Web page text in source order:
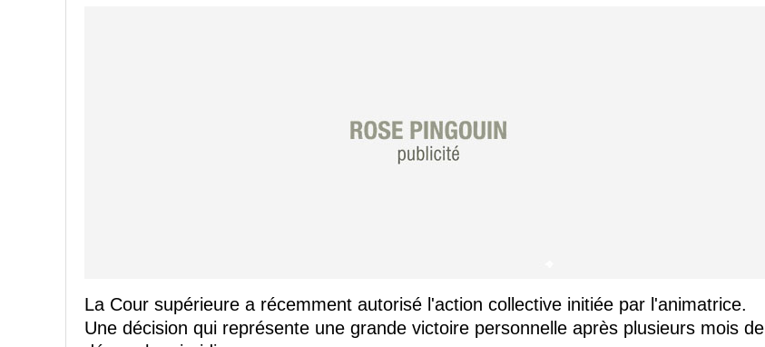
La Cour supérieure a récemment autorisé l'action collective initiée par l'animatrice.
Une décision qui représente une grande victoire personnelle après plusieurs mois de